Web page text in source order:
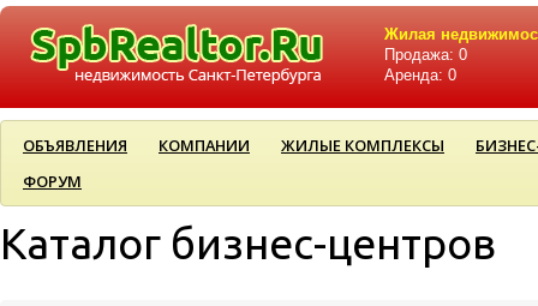
Жилая
Продажа: 0
Аренда: 0
ОБЪЯВЛЕНИЯ КОМПАНИИ ЖИЛЫЕ КОМПЛЕКСЫ
ФОРУМ
Каталог бизнес-центров